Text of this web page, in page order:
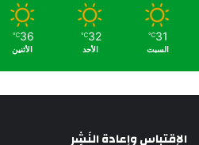
31
℃
السبت
32
℃
الأحد
36
℃
الأثنين
الإقتباس وإعادة النَشِر